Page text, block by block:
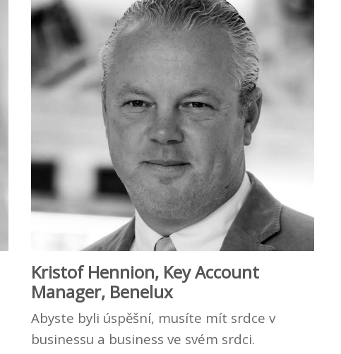
Kristof Hennion, Key Account
Manager, Benelux
Abyste byli úspěšní, musíte mít srdce v
businessu a business ve svém srdci.